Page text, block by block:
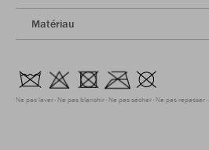
Matériau
Ne pas laver Ne pas blanchir Ne pas sécher Ne pas repasser